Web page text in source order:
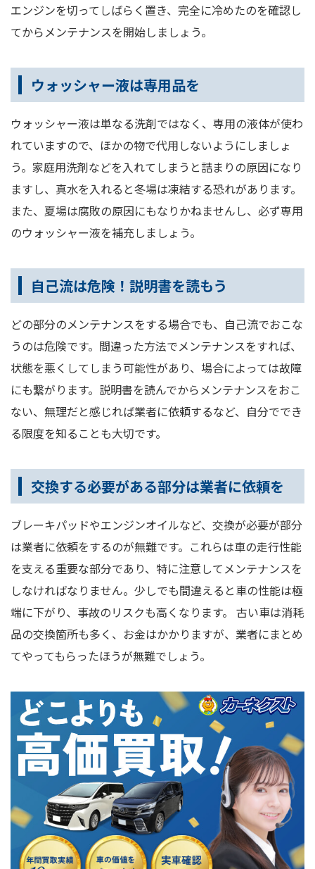
エンジンを切ってしばらく置き、完全に冷めたのを確認し
てからメンテナンスを開始しましょう。
ウォッシャー液は専用品を
ウォッシャー液は単なる洗剤ではなく、専用の液体が使わ
れていますので、ほかの物で代用しないようにしましょ
う。家庭用洗剤などを入れてしまうと詰まりの原因になり
ますし、真水を入れると冬場は凍結する恐れがあります。
また、夏場は腐敗の原因にもなりかねませんし、必ず専用
のウォッシャー液を補充しましょう。
自己流は危険！説明書を読もう
どの部分のメンテナンスをする場合でも、自己流でおこな
うのは危険です。間違った方法でメンテナンスをすれば、
状態を悪くしてしまう可能性があり、場合によっては故障
にも繋がります。説明書を読んでからメンテナンスをおこ
ない、無理だと感じれば業者に依頼するなど、自分ででき
る限度を知ることも大切です。
交換する必要がある部分は業者に依頼を
ブレーキパッドやエンジンオイルなど、交換が必要が部分
は業者に依頼をするのが無難です。これらは車の走行性能
を支える重要な部分であり、特に注意してメンテナンスを
しなければなりません。少しでも間違えると車の性能は極
端に下がり、事故のリスクも高くなります。 古い車は消耗
品の交換箇所も多く、お金はかかりますが、業者にまとめ
てやってもらったほうが無難でしょう。